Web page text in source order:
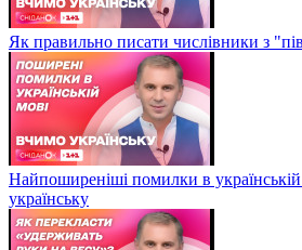
Як правильно писати числівники з
Найпоширеніші помилки в
українську